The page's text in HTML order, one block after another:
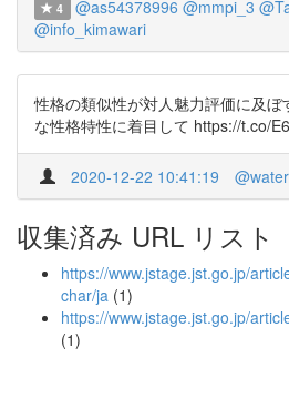
4 @as54378996 @mmpi_3
@info_kimawari
性格の類似性が対人魅力評価に及
な性格特性に着目して https://t.co/
2020-12-22 10:41:19
収集済み URL リスト
https://www.jstage.jst.go.jp/
char/ja (1)
https://www.jstage.jst.go.jp/
(1)